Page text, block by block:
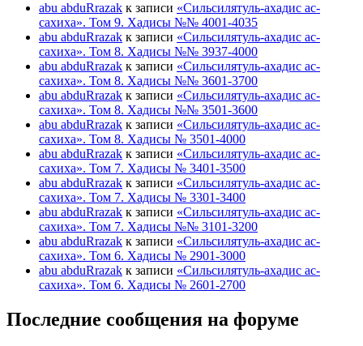
abu abduRrazak к записи «Сильсилятуль-ахадис ас-
сахиха». Том 9. Хадисы №№ 4001-4035
abu abduRrazak к записи «Сильсилятуль-ахадис ас-
сахиха». Том 8. Хадисы №№ 3937-4000
abu abduRrazak к записи «Сильсилятуль-ахадис ас-
сахиха». Том 8. Хадисы №№ 3601-3700
abu abduRrazak к записи «Сильсилятуль-ахадис ас-
сахиха». Том 8. Хадисы №№ 3501-3600
abu abduRrazak к записи «Сильсилятуль-ахадис ас-
сахиха». Том 8. Хадисы № 3501-4000
abu abduRrazak к записи «Сильсилятуль-ахадис ас-
сахиха». Том 7. Хадисы № 3401-3500
abu abduRrazak к записи «Сильсилятуль-ахадис ас-
сахиха». Том 7. Хадисы № 3301-3400
abu abduRrazak к записи «Сильсилятуль-ахадис ас-
сахиха». Том 7. Хадисы №№ 3101-3200
abu abduRrazak к записи «Сильсилятуль-ахадис ас-
сахиха». Том 6. Хадисы № 2901-3000
abu abduRrazak к записи «Сильсилятуль-ахадис ас-
сахиха». Том 6. Хадисы № 2601-2700
Последние сообщения на форуме